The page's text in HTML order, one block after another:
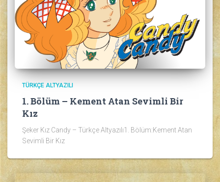
TÜRKÇE ALTYAZILI
1. Bölüm – Kement Atan Sevimli Bir
Kız
Şeker Kız Candy – Türkçe Altyazılı1. Bölüm:Kement Atan
Sevimli Bir Kız